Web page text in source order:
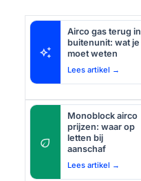
auto_awesome
Airco gas terug in
buitenunit: wat je
moet weten
Lees artikel →
eco
Monoblock airco
prijzen: waar op
letten bij
aanschaf
Lees artikel →